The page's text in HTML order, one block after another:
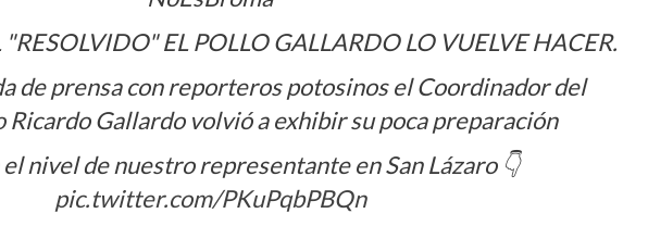
EL POLLO GALLARDO LO VUELVE HACER.
de prensa con reporteros potosinos el Coordinador del
Ricardo Gallardo volvió a exhibir su poca preparación
el nivel de nuestro representante en San Lázaro 👇
pic.twitter.com/PKuPqbPBQn